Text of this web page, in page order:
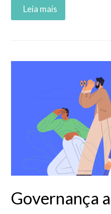
Governança